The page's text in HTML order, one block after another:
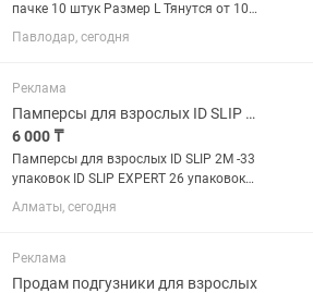
пачке 10 штук Размер L Тянутся от 100
см до 140 см Объем 7 капель
Самовывоз
Павлодар, сегодня
Реклама
Памперсы для взрослых ID SLIP 2M -59 пачек
6 000 ₸
Памперсы для взрослых ID SLIP 2M -33
упаковок ID SLIP EXPERT 26 упаковок
Цена окончательная!!
Алматы, сегодня
Реклама
Продам подгузники для взрослых